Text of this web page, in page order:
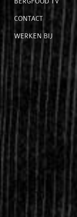
voor
CONTACT
WERKEN BIJ